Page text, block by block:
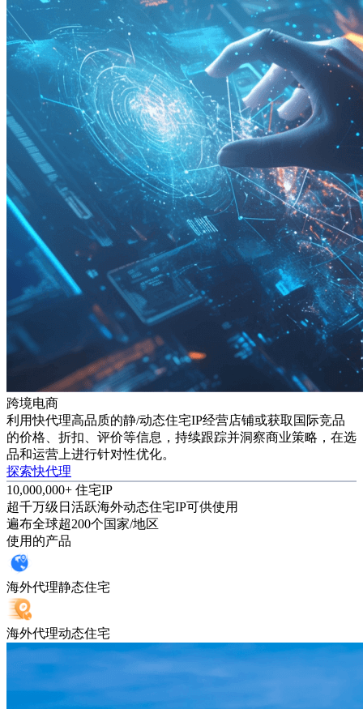
跨境电商
利用快代理高品质的静/动态住宅IP经营店铺或获取国际竞品
的价格、折扣、评价等信息，持续跟踪并洞察商业策略，在选
品和运营上进行针对性优化。
探索快代理
10,000,000+ 住宅IP
超千万级日活跃海外动态住宅IP可供使用
遍布全球超200个国家/地区
使用的产品
海外代理静态住宅
海外代理动态住宅